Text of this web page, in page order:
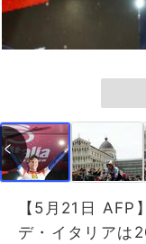
【5月21日 AFP
デ・イタリアは